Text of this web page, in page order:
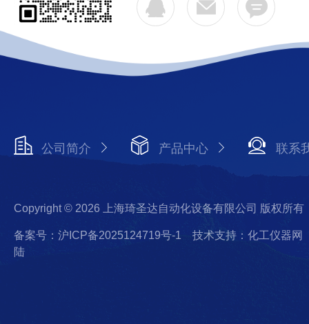
公司简介 产品中心 联系
Copyright © 2026 上海琦圣达自动化设备有限公司 版权所有
备案号：沪ICP备2025124719号-1
技术支持：化工仪器网
陆